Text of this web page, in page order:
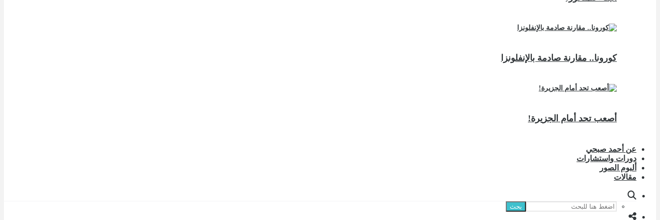
كورونا.. مقارنة صادمة بالإنفلونزا
أصعب تحد أمام الجزيرة!
عن أحمد صبحي
دورات واستشارات
ألبوم الصور
مقالات
بحث